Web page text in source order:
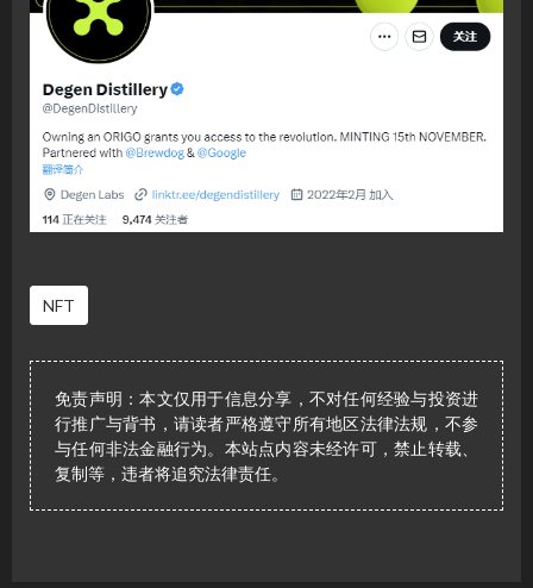
NFT
免责声明：本文仅用于信息分享，不对任何经验与投资进
行推广与背书，请读者严格遵守所有地区法律法规，不参
与任何非法金融行为。本站点内容未经许可，禁止转载、
复制等，违者将追究法律责任。